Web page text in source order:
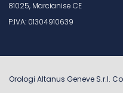
81025, Marcianise CE
P.IVA: 01304910639
Orologi Altanus Geneve S.r.l.